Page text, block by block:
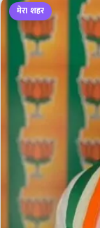
मेरा शहर